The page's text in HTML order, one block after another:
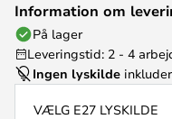
Information om
På lager
Leveringstid: 2 - 4
Ingen lyskilde
VÆLG E27 LYSKILDE